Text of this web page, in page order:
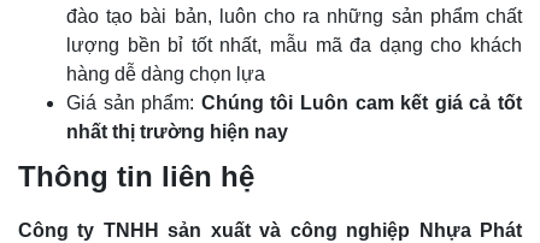
đào tạo bài bản, luôn cho ra những sản phẩm chất
lượng bền bỉ tốt nhất, mẫu mã đa dạng cho khách
hàng dễ dàng chọn lựa
Giá sản phẩm: Chúng tôi Luôn cam kết giá cả tốt
nhất thị trường hiện nay
Thông tin liên hệ
Công ty TNHH sản xuất và công nghiệp Nhựa Phát